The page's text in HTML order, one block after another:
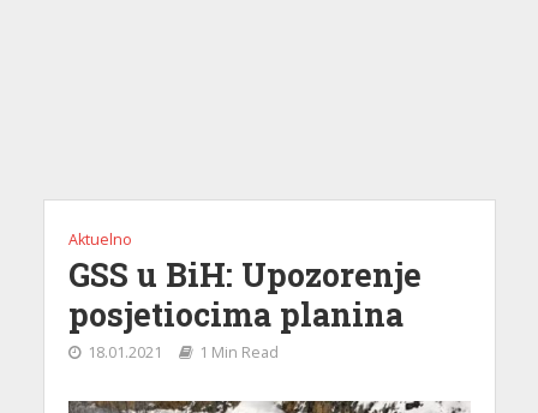
Aktuelno
GSS u BiH: Upozorenje
posjetiocima planina
18.01.2021 1 Min Read